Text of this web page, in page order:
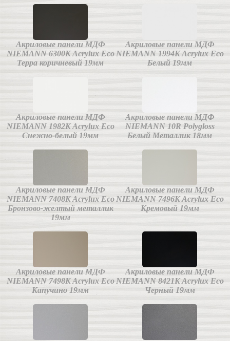
Акриловые панели МДФ
NIEMANN 6300K Acrylux Eco
Терра коричневый 19мм
Акриловые панели МДФ
NIEMANN 1994K Acrylux Eco
Белый 19мм
Акриловые панели МДФ
NIEMANN 1982K Acrylux Eco
Снежно-белый 19мм
Акриловые панели МДФ
NIEMANN 10R Polygloss
Белый Металлик 18мм
Акриловые панели МДФ
NIEMANN 7408K Acrylux Eco
Бронзово-желтый металлик
19мм
Акриловые панели МДФ
NIEMANN 7496K Acrylux Eco
Кремовый 19мм
Акриловые панели МДФ
NIEMANN 7498K Acrylux Eco
Капучино 19мм
Акриловые панели МДФ
NIEMANN 8421K Acrylux Eco
Черный 19мм